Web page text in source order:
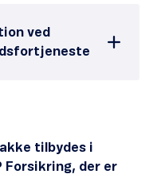
ved
tilbydes i
Forsikring, der er